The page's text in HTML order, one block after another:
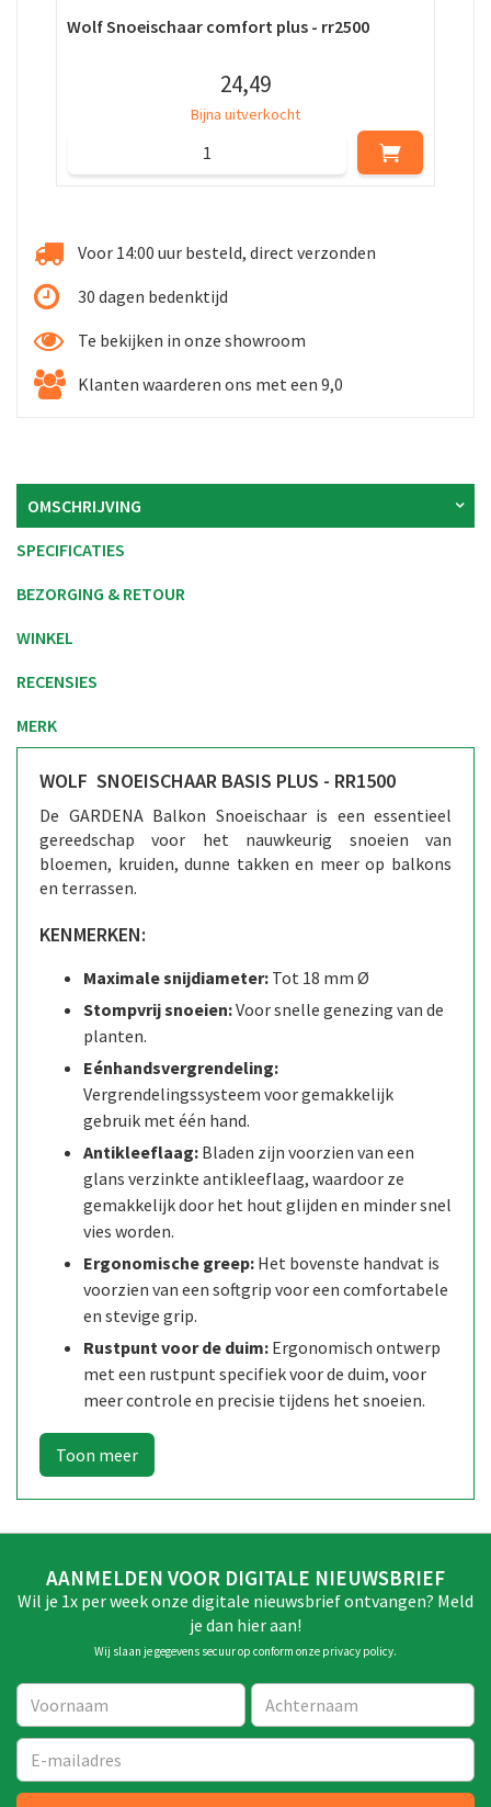
Wolf Snoeischaar comfort plus - rr2500
24,49
Bijna uitverkocht
Voor 14:00 uur besteld, direct verzonden
30 dagen bedenktijd
Te bekijken in onze showroom
Klanten waarderen ons met een 9,0
OMSCHRIJVING
SPECIFICATIES
BEZORGING & RETOUR
WINKEL
RECENSIES
MERK
WOLF SNOEISCHAAR BASIS PLUS - RR1500
De GARDENA Balkon Snoeischaar is een essentieel
gereedschap voor het nauwkeurig snoeien van
bloemen, kruiden, dunne takken en meer op balkons
en terrassen.
KENMERKEN:
Maximale snijdiameter: Tot 18 mm Ø
Stompvrij snoeien:Voor snelle genezing van de
planten.
Eénhandsvergrendeling:
Vergrendelingssysteem voor gemakkelijk
gebruik met één hand.
Antikleeflaag: Bladen zijn voorzien van een
glans verzinkte antikleeflaag, waardoor ze
gemakkelijk door het hout glijden en minder snel
vies worden.
Ergonomische greep: Het bovenste handvat is
voorzien van een softgrip voor een comfortabele
en stevige grip.
Rustpunt voor de duim: Ergonomisch ontwerp
met een rustpunt specifiek voor de duim, voor
meer controle en precisie tijdens het snoeien.
AANMELDEN VOOR DIGITALE NIEUWSBRIEF
Wil je 1x per week onze digitale nieuwsbrief ontvangen? Meld
je dan hier aan!
Wij slaan je gegevens secuur op conform onze privacy policy.